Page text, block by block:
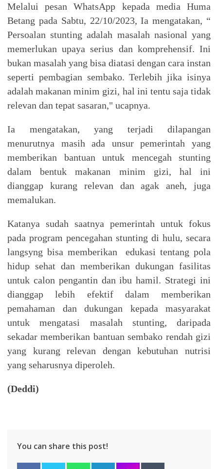
Melalui pesan WhatsApp kepada media Huma
Betang pada Sabtu, 22/10/2023, Ia mengatakan, “
Persoalan stunting adalah masalah nasional yang
memerlukan upaya serius dan komprehensif. Ini
bukan masalah yang bisa diatasi dengan cara instan
seperti pembagian sembako. Terlebih jika isinya
adalah makanan minim gizi, hal ini tentu saja tidak
relevan dan tepat sasaran," ucapnya.
Ia mengatakan, yang terjadi dilapangan
menurutnya masih ada unsur pemerintah yang
memberikan bantuan untuk mencegah stunting
dalam bentuk makanan minim gizi, hal ini
dianggap kurang relevan dan agak aneh, juga
memalukan.
Katanya sudah saatnya pemerintah untuk fokus
pada program pencegahan stunting di hulu, secara
langsyng bisa memberikan edukasi tentang pola
hidup sehat dan memberikan dukungan fasilitas
untuk calon pengantin dan ibu hamil. Strategi ini
dianggap lebih efektif dalam memberikan
pemahaman dan dukungan kepada masyarakat
untuk mengatasi masalah stunting, daripada
sekadar memberikan bantuan sembako rendah gizi
yang kurang relevan dengan kebutuhan nutrisi
yang seharusnya diperoleh.
(Deddi)
You can share this post!